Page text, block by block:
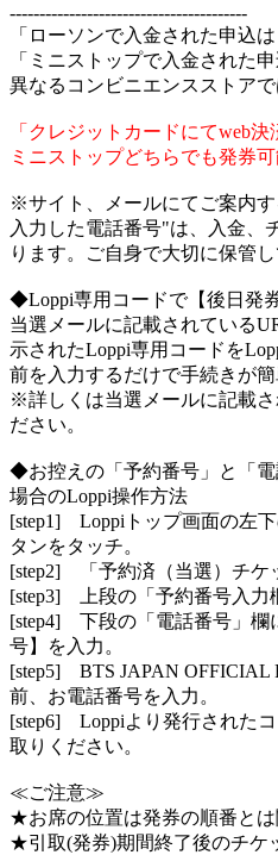
----------------------------------------
「ローソンで入金された申込
「ミニストップで入金された
異なるコンビニエンスストア
「クレジットカードにてweb
ミニストップどちらでも発券可
※サイト、メールにてご案内
入力した電話番号"は、入金、
ります。ご自身で大切に保管し
◆Loppi専用コードで【後日発
当選メールに記載されている
示されたLoppi専用コードを
前を入力するだけで手続きが簡
※詳しくは当選メールに記載
ださい。
◆お控えの「予約番号」と「
場合のLoppi操作方法
[step1] Loppiトップ画面の左
タンをタッチ。
[step2] 「予約済（当選）チケ
[step3] 上段の「予約番号入力
[step4] 下段の「電話番号」欄
号】を入力。
[step5] BTS JAPAN OFFICIAL
前、お電話番号を入力。
[step6] Loppiより発行された
取りください。
≪ご注意≫
★お席の位置は発券の順番とは
★引取(発券)期間終了後のチケ